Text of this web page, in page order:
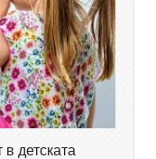
детската